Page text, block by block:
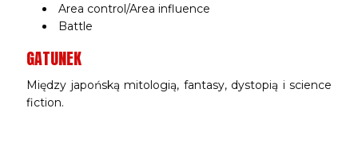
Area control/Area influence
Battle
GATUNEK
Między japońską mitologią, fantasy, dystopią i science
fiction.